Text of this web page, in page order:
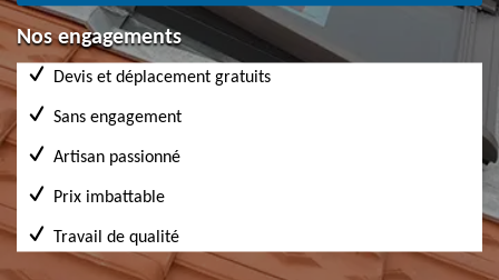
Nos engagements
Devis et déplacement gratuits
Sans engagement
Artisan passionné
Prix imbattable
Travail de qualité